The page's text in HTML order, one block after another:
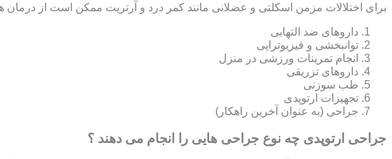
برای اختلالات مزمن اسکلتی و عضلانی مانند کمر درد و آرتریت ممکن است از درمان
داروهای ضد التهابی
توانبخشی و فیزیوتراپی
انجام تمرینات ورزشی در منزل
داروهای تزریقی
طب سوزنی
تجهیزات ارتوپدی
جراحی (به عنوان آخرین راهکار)
جراحی ارتوپدی چه نوع جراحی هایی را انجام می دهند ؟